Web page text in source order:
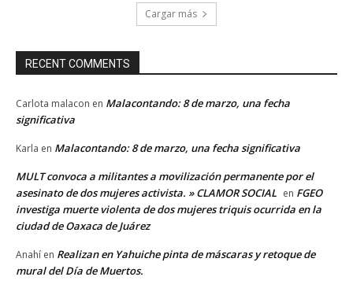
Cargar más
RECENT COMMENTS
Carlota malacon en Malacontando: 8 de marzo, una fecha
significativa
Karla en Malacontando: 8 de marzo, una fecha significativa
MULT convoca a militantes a movilización permanente por el
asesinato de dos mujeres activista. » CLAMOR SOCIAL en FGEO
investiga muerte violenta de dos mujeres triquis ocurrida en la
ciudad de Oaxaca de Juárez
Anahí en Realizan en Yahuiche pinta de máscaras y retoque de
mural del Día de Muertos.